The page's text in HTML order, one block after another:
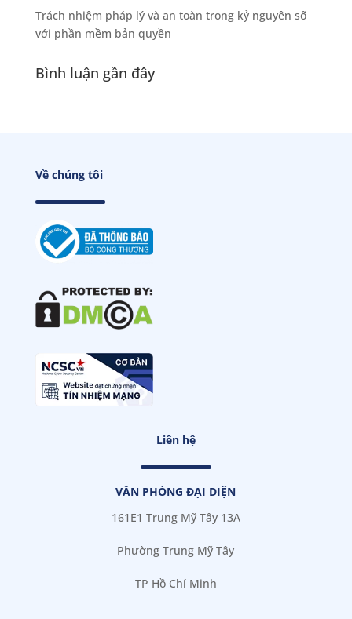
Trách nhiệm pháp lý và an toàn trong kỷ nguyên số
với phần mềm bản quyền
Bình luận gần đây
Về chúng tôi
Liên hệ
VĂN PHÒNG ĐẠI DIỆN
161E1 Trung Mỹ Tây 13A
Phường Trung Mỹ Tây
TP Hồ Chí Minh